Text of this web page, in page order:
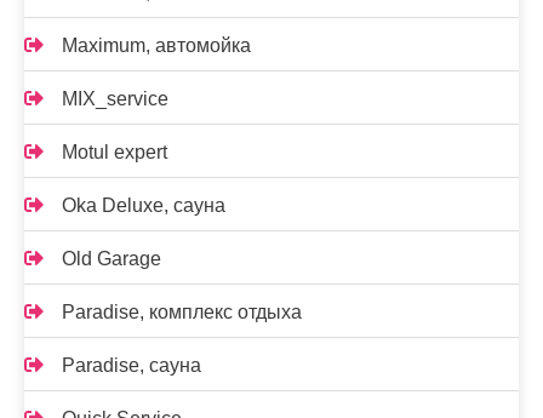
Maximum, автомойка
MIX_service
Motul expert
Oka Deluxe, сауна
Old Garage
Paradise, комплекс отдыха
Paradise, сауна